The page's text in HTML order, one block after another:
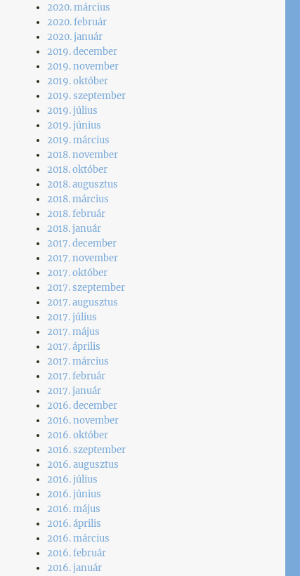
2020. március
2020. február
2020. január
2019. december
2019. november
2019. október
2019. szeptember
2019. július
2019. június
2019. március
2018. november
2018. október
2018. augusztus
2018. március
2018. február
2018. január
2017. december
2017. november
2017. október
2017. szeptember
2017. augusztus
2017. július
2017. május
2017. április
2017. március
2017. február
2017. január
2016. december
2016. november
2016. október
2016. szeptember
2016. augusztus
2016. július
2016. június
2016. május
2016. április
2016. március
2016. február
2016. január